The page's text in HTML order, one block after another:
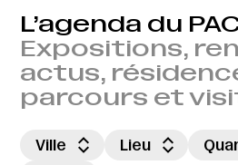
L’agenda du
Expositions,
actus,
parcours et
Ville Lieu